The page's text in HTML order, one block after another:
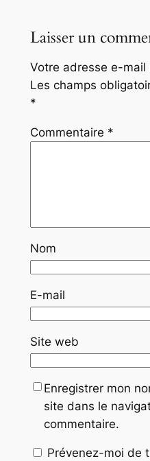
Laisser un
Votre adresse e-mail
Les champs
*
Commentaire *
Nom
E-mail
Site web
Enregistrer mon
site dans le
commentaire.
Prévenez-moi de